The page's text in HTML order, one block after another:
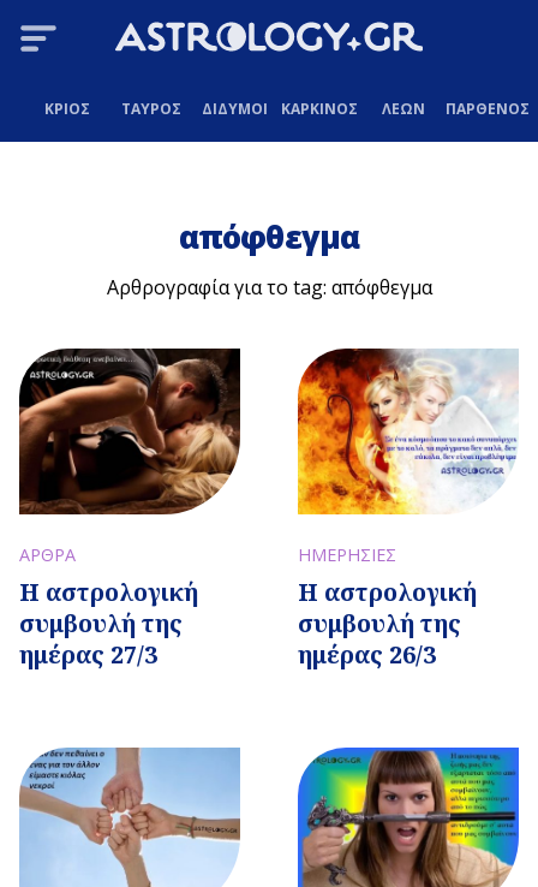
ΚΡΙΟΣ ΤΑΥΡΟΣ ΔΙΔΥΜΟΙ ΚΑΡΚΙΝΟΣ ΛΕΩΝ ΠΑΡΘΕΝΟΣ
απόφθεγμα
Αρθρογραφία για το tag: απόφθεγμα
ΑΡΘΡΑ
Η αστρολογική
συμβουλή της
ημέρας 27/3
ΗΜΕΡΗΣΙΕΣ
Η αστρολογική
συμβουλή της
ημέρας 26/3